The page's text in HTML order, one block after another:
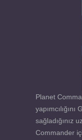
Planet
sağladığınız
Commander